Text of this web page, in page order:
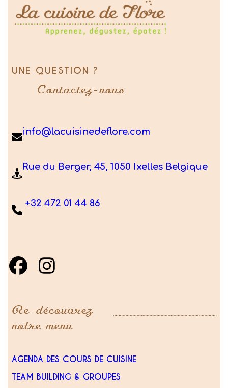
UNE QUESTION ?
Contactez-nous
info@lacuisinedeflore.com
Rue du Berger, 45, 1050 Ixelles Belgique
+32 472 01 44 86
Re-découvrez
notre menu
AGENDA DES COURS DE CUISINE
TEAM BUILDING & GROUPES